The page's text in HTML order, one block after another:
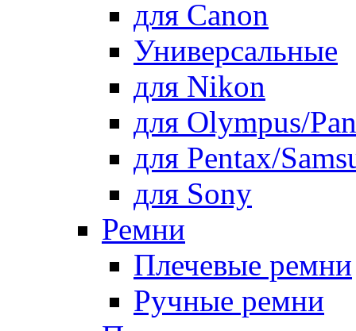
для Canon
Универсальные
для Nikon
для Olympus/
для Pentax/
для Sony
Ремни
Плечевые ремни
Ручные ремни